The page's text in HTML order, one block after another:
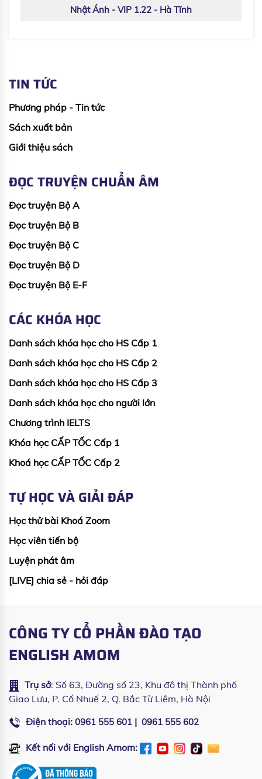
Nhật Ánh - VIP 1.22 - Hà Tĩnh
TIN TỨC
Phương pháp - Tin tức
Sách xuất bản
Giới thiệu sách
ĐỌC TRUYỆN CHUẨN ÂM
Đọc truyện Bộ A
Đọc truyện Bộ B
Đọc truyện Bộ C
Đọc truyện Bộ D
Đọc truyện Bộ E-F
CÁC KHÓA HỌC
Danh sách khóa học cho HS Cấp 1
Danh sách khóa học cho HS Cấp 2
Danh sách khóa học cho HS Cấp 3
Danh sách khóa học cho người lớn
Chương trình IELTS
Khóa học CẤP TỐC Cấp 1
Khoá học CẤP TỐC Cấp 2
TỰ HỌC VÀ GIẢI ĐÁP
Học thử bài Khoá Zoom
Học viên tiến bộ
Luyện phát âm
[LIVE] chia sẻ - hỏi đáp
CÔNG TY CỔ PHẦN ĐÀO TẠO
ENGLISH AMOM
Trụ sở: Số 63, Đường số 23, Khu đô thị Thành phố
Giao Lưu, P. Cổ Nhuế 2, Q. Bắc Từ Liêm, Hà Nội
Điện thoại: 0961 555 601 | 0961 555 602
Kết nối với English Amom: